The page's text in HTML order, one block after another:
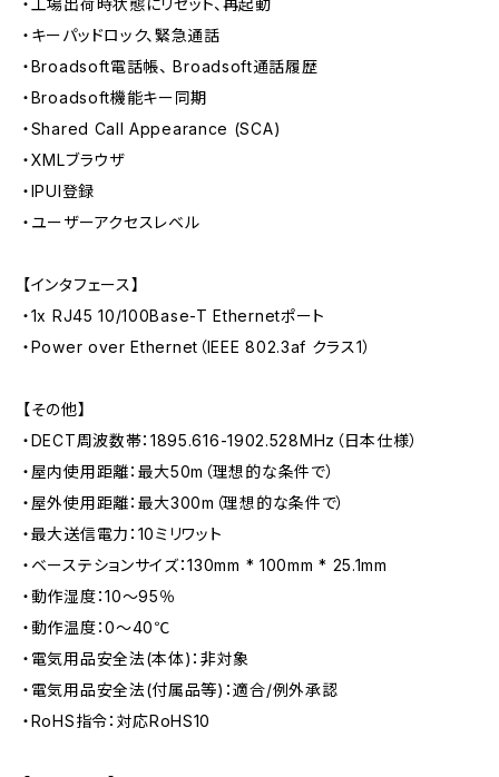
・キーパッドロック、緊急通話
・Broadsoft電話帳、 Broadsoft通話履歴
・Broadsoft機能キー同期
・Shared Call Appearance (SCA)
・XMLブラウザ
・IPUI登録
・ユーザーアクセスレベル
【インタフェース】
・1x RJ45 10/100Base-T Ethernetポート
・Power over Ethernet（IEEE 802.3af クラス1）
【その他】
・DECT周波数帯：1895.616-1902.528MHz（日本仕様）
・屋内使用距離：最大50m（理想的な条件で）
・屋外使用距離：最大300m（理想的な条件で）
・最大送信電力：10ミリワット
・ベーステションサイズ：130mm * 100mm * 25.1mm
・動作湿度：10～95％
・動作温度：0～40℃
・電気用品安全法(本体)：非対象
・電気用品安全法(付属品等)：適合/例外承認
・RoHS指令：対応RoHS10